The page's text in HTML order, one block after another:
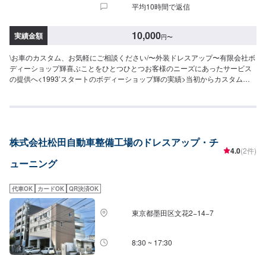
平均10時間で返信
実績金額 10,000円〜
\お車のカスタム、お気軽にご相談ください/〜外装ドレスアップ〜有限会社ボ
ディーショップ輝喜ぶことをひとつひとつお客様のニーズにあったサービス
の提供へ<1993’スタートのボディーショップ輝の実績>当初からカスタムペ
ント～キャンディーフレークグラフィックスまで何でもご相談下さい！
ジャンルで受賞しております。お気軽にご利用ください。<パーツ持ち込み
OK>パーツの持ち込み・販売が可能です。持ち込みをご希望の方はオファー
にて、車種情報と持ち込みパーツの詳細をお送りください。店頭でのパーツ
ください。<代車について>代車をご用意しています。お車の作業中は代車を
ご利用ください。※代車の燃料代はお客様にご負担いただいております。<定
休日・営業時間>定休日：年中無休（大型連休のみ休み）営業時間：
9:00~21:00<輸入車のご注意>修理作業時に部品が必要な場合、一般的に国内
に流通している部品以外は本国取り寄せとなるため、作業完了までにお時間
をいただく場合がございます。また車の性質上、追加部品・作業が必要とな
るケースがあり、その場合は都度ご連絡をさせていただきます。※ドレスアッ
株式会社松田自動車整備工場のドレスアップ・チ
ューニング
4.0(2件)
代車OK カードOK QR決済OK
東京都墨田区文花2−14−7
8:30 ~ 17:30